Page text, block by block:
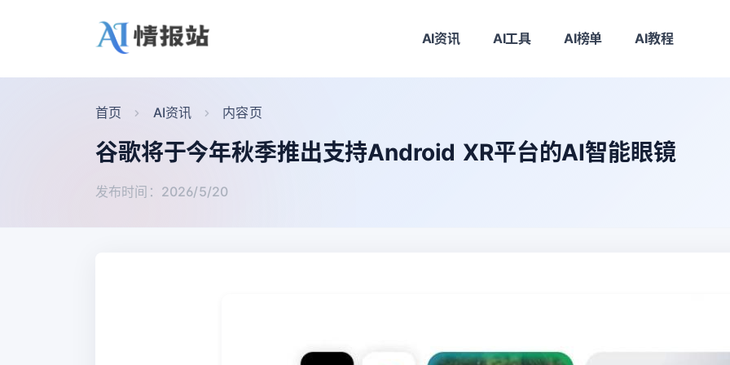
AI资讯 AI工具 AI榜单 AI教程
首页 AI资讯 内容页
谷歌将于今年秋季推出支持Android XR平台的AI智能眼镜
发布时间：2026/5/20